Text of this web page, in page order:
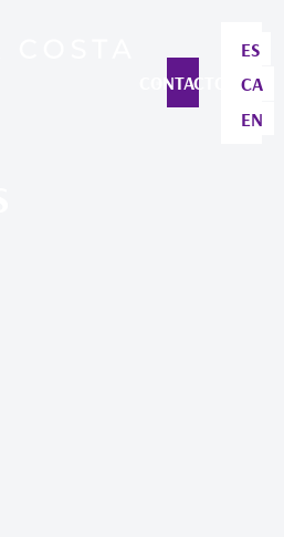
CONTACTO
ES
CA
EN